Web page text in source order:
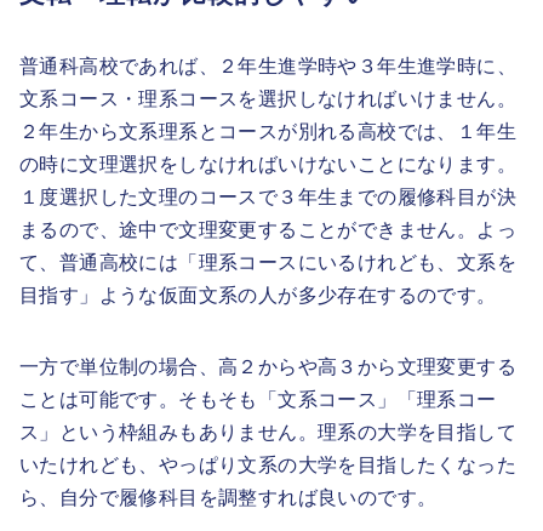
普通科高校であれば、２年生進学時や３年生進学時に、
文系コース・理系コースを選択しなければいけません。
２年生から文系理系とコースが別れる高校では、１年生
の時に文理選択をしなければいけないことになります。
１度選択した文理のコースで３年生までの履修科目が決
まるので、途中で文理変更することができません。よっ
て、普通高校には「理系コースにいるけれども、文系を
目指す」ような仮面文系の人が多少存在するのです。
一方で単位制の場合、高２からや高３から文理変更する
ことは可能です。そもそも「文系コース」「理系コー
ス」という枠組みもありません。理系の大学を目指して
いたけれども、やっぱり文系の大学を目指したくなった
ら、自分で履修科目を調整すれば良いのです。